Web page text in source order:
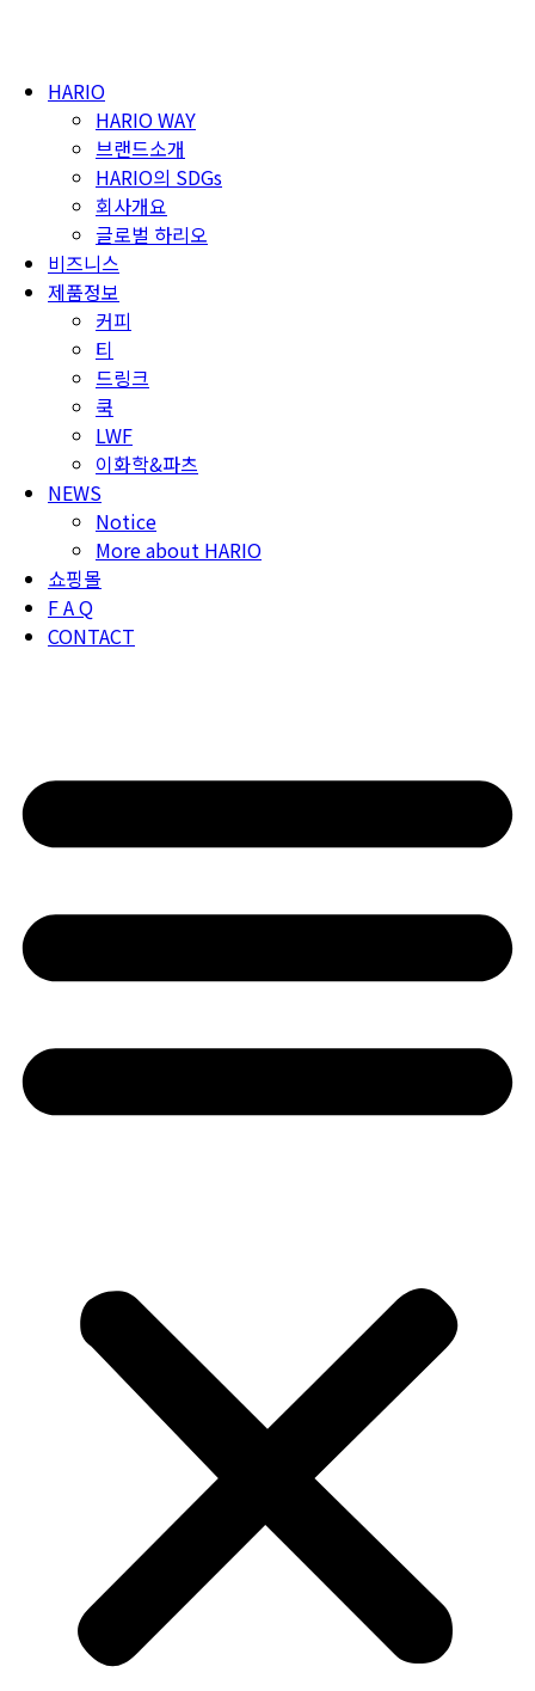
HARIO
HARIO WAY
브랜드소개
HARIO의 SDGs
회사개요
글로벌 하리오
비즈니스
제품정보
커피
티
드링크
쿡
LWF
이화학&파츠
NEWS
Notice
More about HARIO
쇼핑몰
F A Q
CONTACT